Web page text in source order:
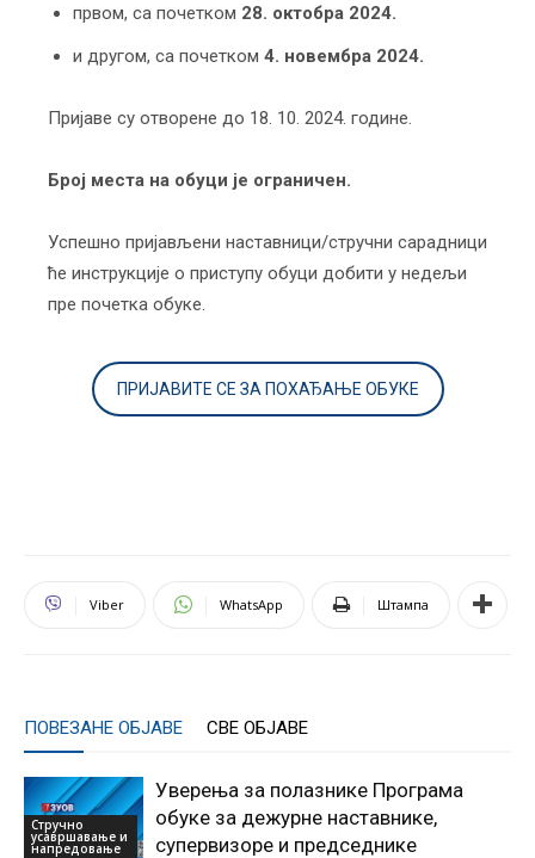
првом, са почетком 28. октобра 2024.
и другом, са почетком 4. новембра 2024.
Пријаве су отворене до 18. 10. 2024. године.
Број места на обуци је ограничен.
Успешно пријављени наставници/стручни сарадници
ће инструкције о приступу обуци добити у недељи
пре почетка обуке.
ПРИЈАВИТЕ СЕ ЗА ПОХАЂАЊЕ ОБУКЕ
Viber WhatsApp Штампа
ПОВЕЗАНЕ ОБЈАВЕ СВЕ ОБЈАВЕ
Стручно
усавршавање и
напредовање
Уверења за полазнике Програмa
обуке за дежурне наставнике,
супервизоре и председнике